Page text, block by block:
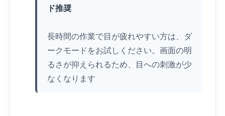
ド推奨
長時間の作業で目が疲れやすい方は、ダ
ークモードをお試しください。画面の明
るさが抑えられるため、目への刺激が少
なくなります